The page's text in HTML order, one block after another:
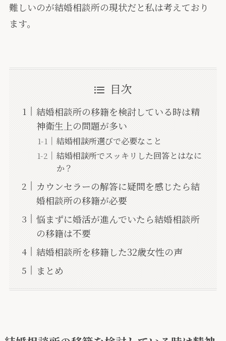
難しいのが結婚相談所の現状だと私は考えており
ます。
目次
結婚相談所の移籍を検討している時は精
神衛生上の問題が多い
結婚相談所選びで必要なこと
結婚相談所でスッキリした回答とはなに
か？
カウンセラーの解答に疑問を感じたら結
婚相談所の移籍が必要
悩まずに婚活が進んでいたら結婚相談所
の移籍は不要
結婚相談所を移籍した32歳女性の声
まとめ